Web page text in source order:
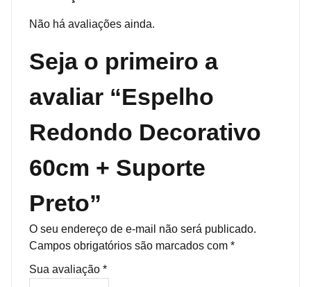
Não há avaliações ainda.
Seja o primeiro a
avaliar “Espelho
Redondo Decorativo
60cm + Suporte
Preto”
O seu endereço de e-mail não será publicado.
Campos obrigatórios são marcados com *
Sua avaliação *